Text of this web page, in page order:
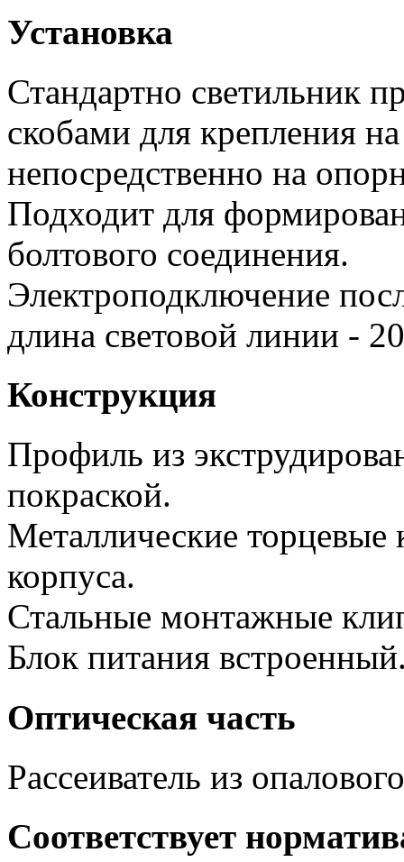
Установка
Стандартно светильник
скобами для крепления
непосредственно на
Подходит для
болтового соединения.
Электроподключение
длина световой линии -
Конструкция
Профиль из
покраской.
Металлические
корпуса.
Стальные монтажные
Блок питания
Оптическая часть
Рассеиватель из
Соответствует